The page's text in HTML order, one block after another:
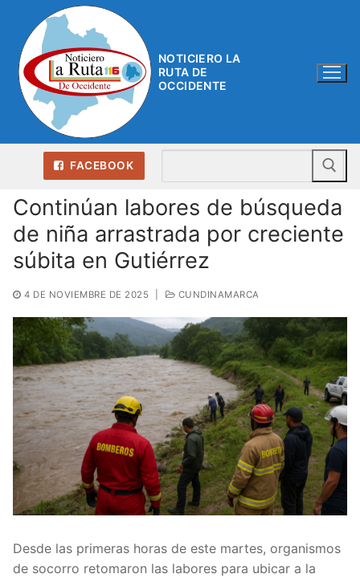
contenido
NOTICIERO LA
RUTA DE
OCCIDENTE
FACEBOOK
Continúan labores de búsqueda
de niña arrastrada por creciente
súbita en Gutiérrez
4 DE NOVIEMBRE DE 2025 CUNDINAMARCA
Desde las primeras horas de este martes, organismos
de socorro retomaron las labores para ubicar a la